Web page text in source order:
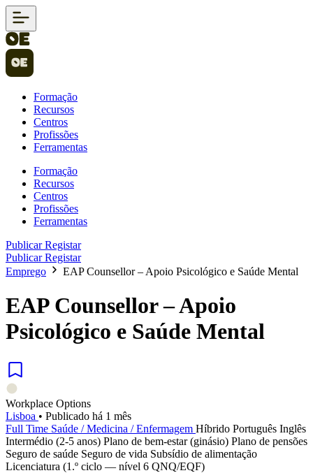
Formação
Recursos
Centros
Profissões
Ferramentas
Formação
Recursos
Centros
Profissões
Ferramentas
PublicarRegistar
PublicarRegistar
Emprego
EAP Counsellor – Apoio Psicológico e Saúde Mental
EAP Counsellor – Apoio
Psicológico e Saúde Mental
Workplace Options
Lisboa • Publicado há 1 mês
Full Time Saúde / Medicina / Enfermagem Híbrido Português Inglês
Intermédio (2-5 anos) Plano de bem-estar (ginásio) Plano de pensões
Seguro de saúde Seguro de vida Subsídio de alimentação
Licenciatura (1.º ciclo — nível 6 QNQ/EQF)